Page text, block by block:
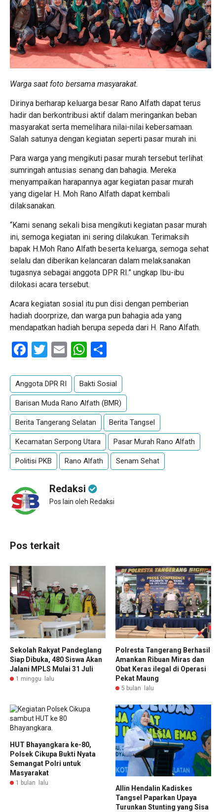
Warga saat foto bersama masyarakat.
Dirinya berharap keluarga besar Rano Alfath dapat terus
hadir dan berkontribusi aktif dalam meringankan beban
masyarakat serta memelihara nilai-nilai kebersamaan.
Salah satunya dengan kegiatan seperti pasar murah ini.
Para warga yang mengikuti pasar murah tersebut terlihat
sumringah antusias senang dan bahagia. Mereka
menyampaikan harapannya agar kegiatan pasar murah
yang digelar H. Moh Rano Alfath dapat kembali
dilaksanakan.
“Kami senang sekali bisa mengikuti kegiatan pasar murah
ini, semoga kegiatan ini sering dilakukan. Terimaksih
bapak H.Moh Rano Alfath beserta keluarga, semoga sehat
selalu dan diberikan kelancaran dalam melaksanakan
tugasnya sebagai anggota DPR RI.” ungkap Ibu-ibu
dilokasi acara tersebut.
Acara kegiatan sosial itu pun disi dengan pemberian
hadiah doorprize, dan warga pun bahagia ada yang
mendapatkan hadiah berupa sepeda dari H. Rano Alfath.
Facebook
Twitter
EmailWhatsApp
Anggota DPR RI Bakti Sosial
Barisan Muda Rano Alfath (BMR)
Berita Tangerang Selatan Berita Tangsel
Kecamatan Serpong Utara Pasar Murah Rano Alfath
Politisi PKB Rano Alfath Senam Sehat
Redaksi
Pos lain oleh Redaksi
Pos terkait
Sekolah Rakyat Pandeglang
Siap Dibuka, 480 Siswa Akan
Jalani MPLS Mulai 31 Juli
1 minggu lalu
Polresta Tangerang Berhasil
Amankan Ribuan Miras dan
Obat Keras ilegal di Operasi
Pekat Maung
5 bulan lalu
HUT Bhayangkara ke-80,
Polsek Cikupa Bukti Nyata
Semangat Polri untuk
Masyarakat
1 bulan lalu
Allin Hendalin Kadiskes
Tangsel Paparkan Upaya
Turunkan Stunting yang Sisa